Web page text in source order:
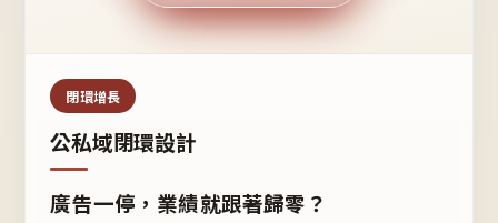
公域流量
私域鐵粉
閉環增長
公私域閉環設計
廣告一停，業績就跟著歸零？